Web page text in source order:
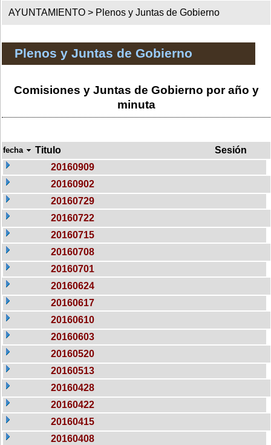
AYUNTAMIENTO > Plenos y Juntas de Gobierno
Plenos y Juntas de Gobierno
Comisiones y Juntas de Gobierno por año y
minuta
fecha Titulo
Sesión
20160909
20160902
20160729
20160722
20160715
20160708
20160701
20160624
20160617
20160610
20160603
20160520
20160513
20160428
20160422
20160415
20160408